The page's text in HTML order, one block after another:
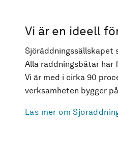
Vi är en ideell
Sjöräddningssällskapet
Alla räddningsbåtar
Vi är med i cirka 90
verksamheten bygger
Läs mer om